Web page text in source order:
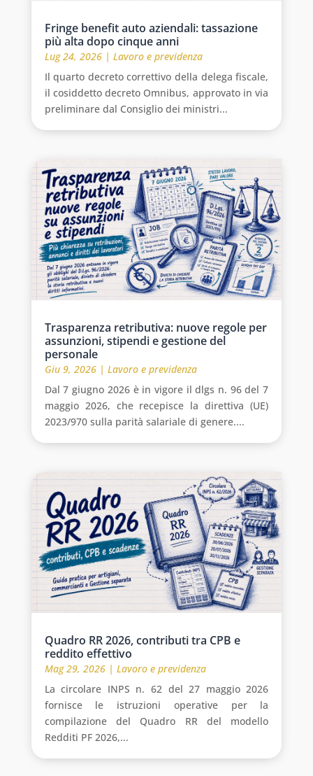
Fringe benefit auto aziendali: tassazione
più alta dopo cinque anni
Lug 24, 2026| Lavoro e previdenza
Il quarto decreto correttivo della delega fiscale,
il cosiddetto decreto Omnibus, approvato in via
preliminare dal Consiglio dei ministri...
Trasparenza retributiva: nuove regole per
assunzioni, stipendi e gestione del
personale
Giu 9, 2026| Lavoro e previdenza
Dal 7 giugno 2026 è in vigore il dlgs n. 96 del 7
maggio 2026, che recepisce la direttiva (UE)
2023/970 sulla parità salariale di genere....
Quadro RR 2026, contributi tra CPB e
reddito effettivo
Mag 29, 2026| Lavoro e previdenza
La circolare INPS n. 62 del 27 maggio 2026
fornisce le istruzioni operative per la
compilazione del Quadro RR del modello
Redditi PF 2026,...